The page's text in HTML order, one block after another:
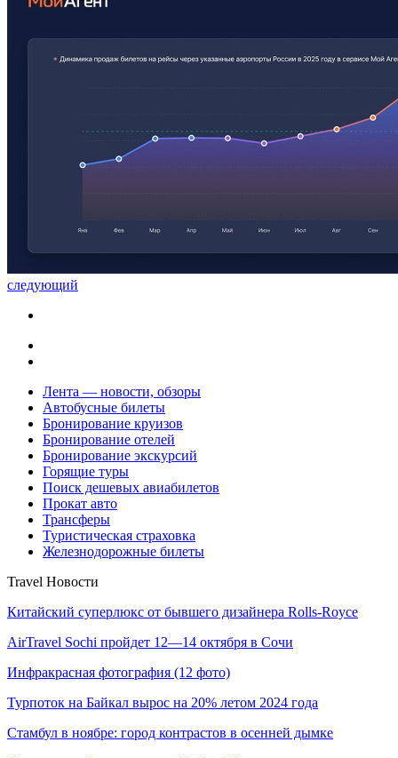
следующий
Лента — новости, обзоры
Автобусные билеты
Бронирование круизов
Бронирование отелей
Бронирование экскурсий
Горящие туры
Поиск дешевых авиабилетов
Прокат авто
Трансферы
Туристическая страховка
Железнодорожные билеты
Travel Новости
Китайский суперлюкс от бывшего дизайнера Rolls-Royce
AirTravel Sochi пройдет 12—14 октября в Сочи
Инфракрасная фотография (12 фото)
Турпоток на Байкал вырос на 20% летом 2024 года
Стамбул в ноябре: город контрастов в осенней дымке